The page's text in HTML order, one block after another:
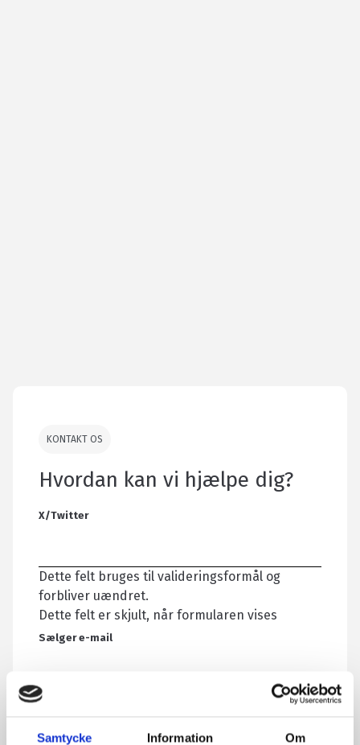
Samtycke Information Om
KONTAKT OS
Hvordan kan vi hjælpe dig?
X/Twitter
Dette felt bruges til valideringsformål og
forbliver uændret.
Dette felt er skjult, når formularen vises
Sælger e-mail
Dette felt er skjult, når formularen vises